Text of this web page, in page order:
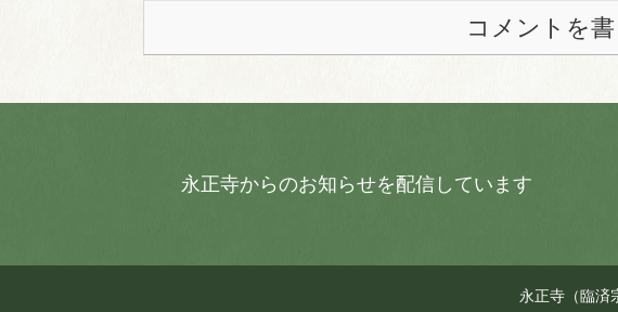
コメントを
永正寺からのお知らせを配信しています
永正寺（臨